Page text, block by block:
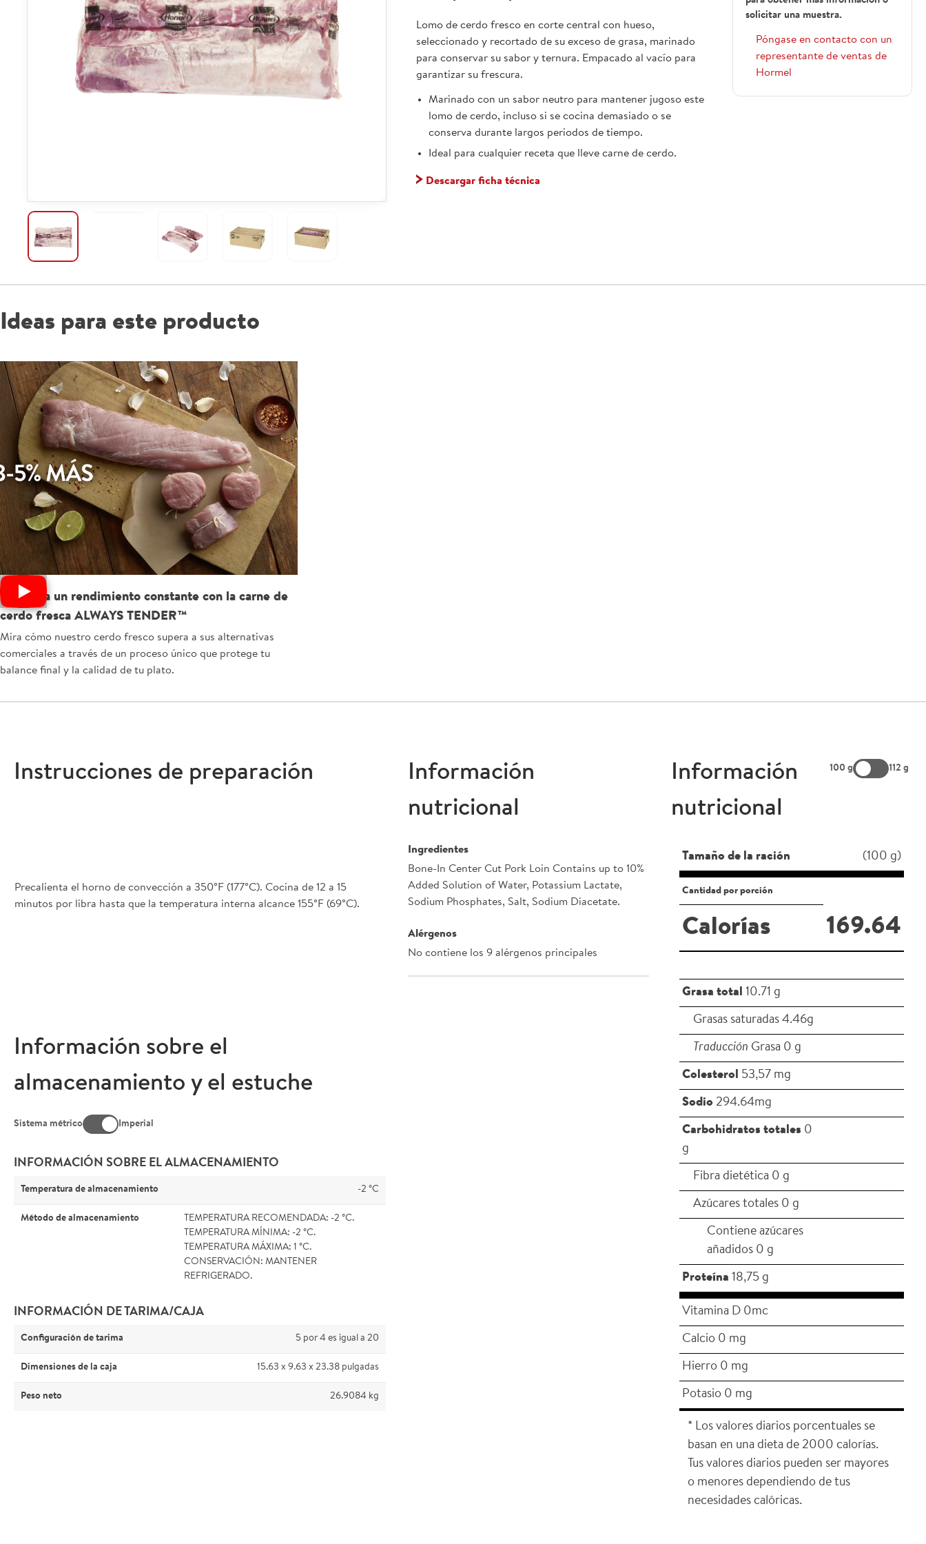
Lomo de cerdo fresco en corte central con hueso,
seleccionado y recortado de su exceso de grasa, marinado
para conservar su sabor y ternura. Empacado al vacío para
garantizar su frescura.
Marinado con un sabor neutro para mantener jugoso este
lomo de cerdo, incluso si se cocina demasiado o se
conserva durante largos periodos de tiempo.
Ideal para cualquier receta que lleve carne de cerdo.
Descargar ficha técnica
solicitar una muestra.
Póngase en contacto con un
representante de ventas de
Hormel
Ideas para este producto
Obtenga un rendimiento constante con la carne de
cerdo fresca ALWAYS TENDER™
Mira cómo nuestro cerdo fresco supera a sus alternativas
comerciales a través de un proceso único que protege tu
balance final y la calidad de tu plato.
Instrucciones de preparación
Precalienta el horno de convección a 350°F (177°C). Cocina de 12 a 15
minutos por libra hasta que la temperatura interna alcance 155°F (69°C).
Información sobre el
almacenamiento y el estuche
Sistema métrico Imperial
INFORMACIÓN SOBRE EL ALMACENAMIENTO
Temperatura de almacenamiento -2 °C
Método de almacenamiento
TEMPERATURA RECOMENDADA: -2 °C.
TEMPERATURA MÍNIMA: -2 °C.
TEMPERATURA MÁXIMA: 1 °C.
CONSERVACIÓN: MANTENER
REFRIGERADO.
INFORMACIÓN DE TARIMA/CAJA
Configuración de tarima 5 por 4 es igual a 20
Dimensiones de la caja 15.63 x 9.63 x 23.38 pulgadas
Peso neto 26.9084 kg
Información
nutricional
Ingredientes
Bone-In Center Cut Pork Loin Contains up to 10%
Added Solution of Water, Potassium Lactate,
Sodium Phosphates, Salt, Sodium Diacetate.
Alérgenos
No contiene los 9 alérgenos principales
100 g 112 g
Información
nutricional
Tamaño de la ración (100 g)
Cantidad por porción
Calorías 169.64
Grasa total 10.71 g
Grasas saturadas 4.46g
Traducción Grasa 0 g
Colesterol 53,57 mg
Sodio 294.64mg
Carbohidratos totales 0
g
Fibra dietética 0 g
Azúcares totales 0 g
Contiene azúcares
añadidos 0 g
Proteína 18,75 g
Vitamina D 0mc
Calcio 0 mg
Hierro 0 mg
Potasio 0 mg
* Los valores diarios porcentuales se
basan en una dieta de 2000 calorías.
Tus valores diarios pueden ser mayores
o menores dependiendo de tus
necesidades calóricas.